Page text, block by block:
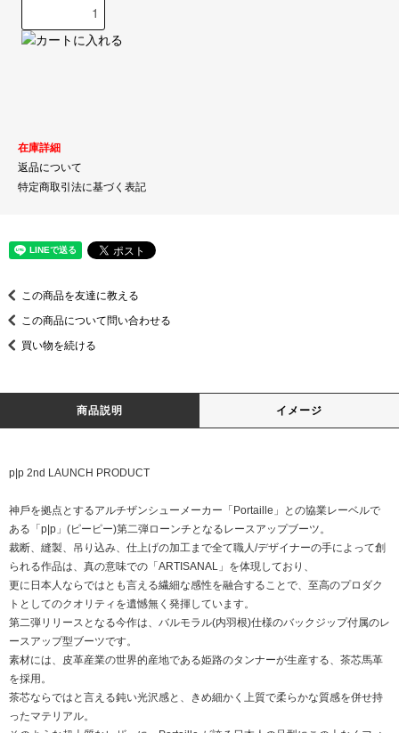
在庫詳細
返品について
特定商取引法に基づく表記
この商品を友達に教える
この商品について問い合わせる
買い物を続ける
商品説明 イメージ
p|p 2nd LAUNCH PRODUCT
神⼾を拠点とするアルチザンシューメーカー「Portaille」との協業レーベルで
ある「p|p」(ピーピー)第⼆弾ローンチとなるレースアップブーツ。
裁断、縫製、吊り込み、仕上げの加⼯まで全て職⼈/デザイナーの⼿によって創
られる作品は、真の意味での「ARTISANAL」を体現しており、
更に⽇本⼈ならではとも⾔える繊細な感性を融合することで、⾄⾼のプロダク
トとしてのクオリティを遺憾無く発揮しています。
第⼆弾リリースとなる今作は、バルモラル(内⽻根)仕様のバックジップ付属のレ
ースアップ型ブーツです。
素材には、⽪⾰産業の世界的産地である姫路のタンナーが⽣産する、茶芯⾺⾰
を採⽤。
茶芯ならではと⾔える鈍い光沢感と、きめ細かく上質で柔らかな質感を併せ持
ったマテリアル。